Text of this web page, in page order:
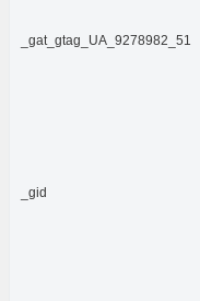
_gat_gtag_UA_9278982_51
_gid